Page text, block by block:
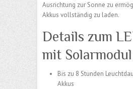
Ausrichtung zur Sonne zu
Akkus vollständig zu laden.
Details zum
mit Solarmodul
Bis zu 8 Stunden
Akkus